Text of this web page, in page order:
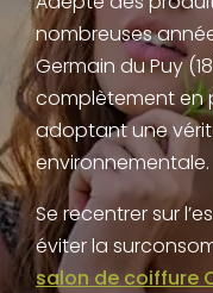
nombreuses
Germain du Puy
complètement en
adoptant une
environnementale.
Se recentrer sur
éviter la
salon de coiffure